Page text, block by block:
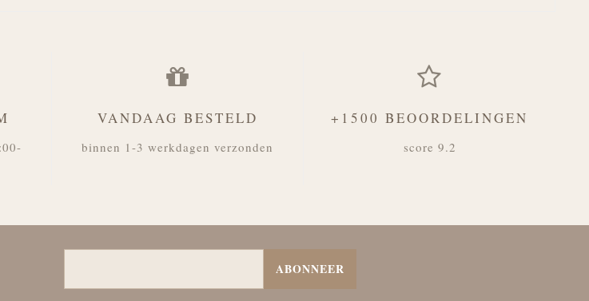
VANDAAG BESTELD
binnen 1-3 werkdagen verzonden
+1500 BEOORDELINGEN
score 9.2
ABONNEER